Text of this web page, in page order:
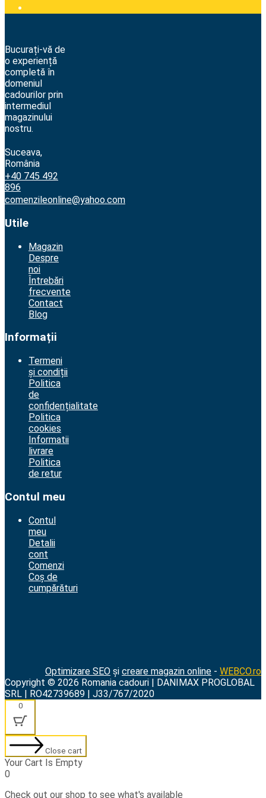
Bucurați-vă de
o experiență
completă în
domeniul
cadourilor prin
intermediul
magazinului
nostru.
Suceava,
România
+40 745 492
896
comenzileonline@yahoo.com
Utile
Magazin
Despre
noi
Întrebări
frecvente
Contact
Blog
Informații
Termeni
și condiții
Politica
de
confidențialitate
Politica
cookies
Informatii
livrare
Politica
de retur
Contul meu
Contul
meu
Detalii
cont
Comenzi
Coș de
cumpărături
Optimizare SEO și creare magazin online - WEBCO.ro
Copyright © 2026 Romania cadouri | DANIMAX PROGLOBAL
SRL | RO42739689 | J33/767/2020
0
Close cart
Your Cart Is Empty
0
Check out our shop to see what's available